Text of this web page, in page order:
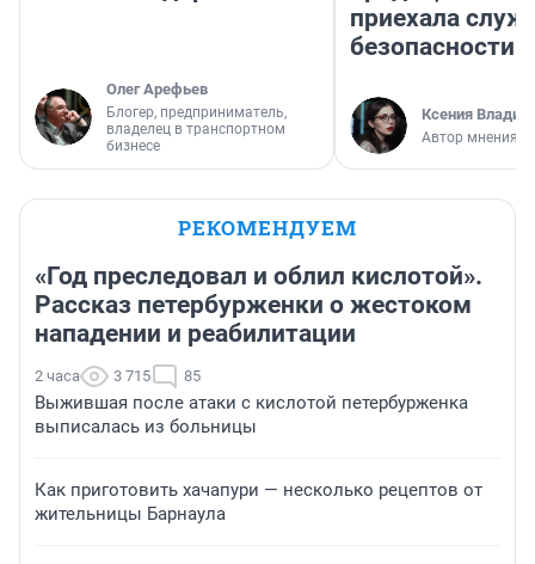
Олег Арефьев
Блогер, предприниматель,
владелец в транспортном
бизнесе
приехала
безопасности
Ксения
Автор мнения
РЕКОМЕНДУЕМ
«Год преследовал и облил кислотой».
Рассказ петербурженки о жестоком
нападении и реабилитации
2 часа 3 715 85
Выжившая после атаки с кислотой петербурженка
выписалась из больницы
Как приготовить хачапури — несколько рецептов от
жительницы Барнаула